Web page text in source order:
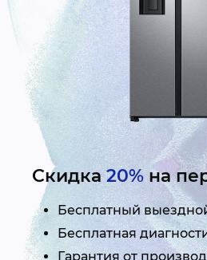
Скидка20% на
Бесплатный
Бесплатная
Гарантия от